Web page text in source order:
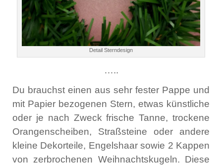
Detail Sterndesign
…..
Du brauchst einen aus sehr fester Pappe und
mit Papier bezogenen Stern, etwas künstliche
oder je nach Zweck frische Tanne, trockene
Orangenscheiben, Straßsteine oder andere
kleine Dekorteile, Engelshaar sowie 2 Kappen
von zerbrochenen Weihnachtskugeln. Diese